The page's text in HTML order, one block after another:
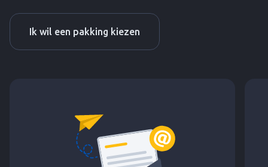
Ik wil een pakking kiezen